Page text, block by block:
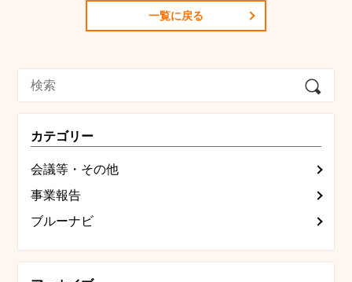
一覧に戻る
カテゴリー
会議等・その他
事業報告
ブルーナビ